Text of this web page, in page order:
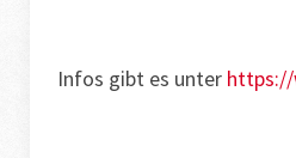
Infos gibt es unter